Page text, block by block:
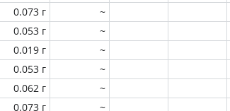
0.073 г
~
0.053 г
~
0.019 г
~
0.053 г
~
0.062 г
~
0.073 г
~